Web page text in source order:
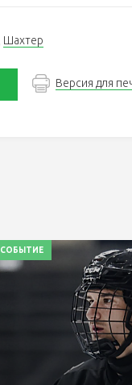
Шахтер
Версия для
СОБЫТИЕ